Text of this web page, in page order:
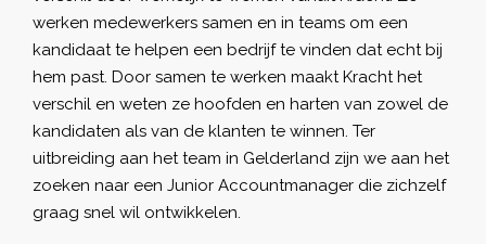
werken medewerkers samen en in teams om een
kandidaat te helpen een bedrijf te vinden dat echt bij
hem past. Door samen te werken maakt Kracht het
verschil en weten ze hoofden en harten van zowel de
kandidaten als van de klanten te winnen. Ter
uitbreiding aan het team in Gelderland zijn we aan het
zoeken naar een Junior Accountmanager die zichzelf
graag snel wil ontwikkelen.